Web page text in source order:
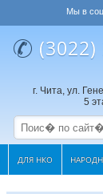
Мы в
(3022)
г. Чита, ул.
5
ДЛЯ НКО